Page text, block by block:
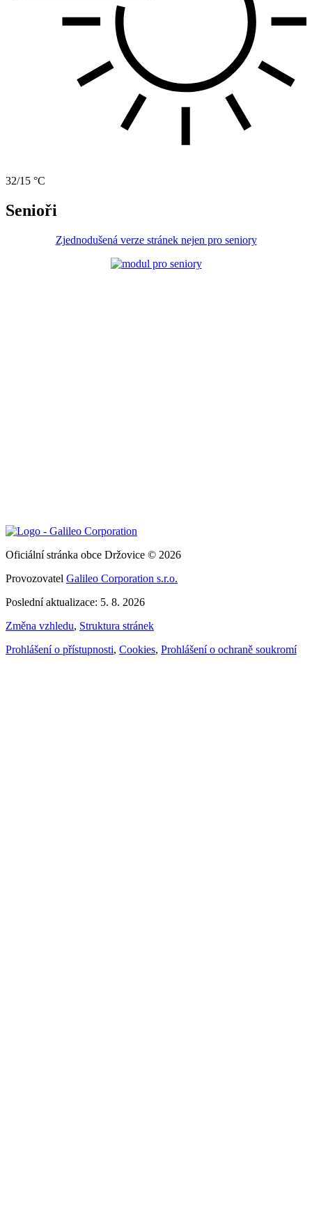
32/15 °C
Senioři
Zjednodušená verze stránek nejen pro seniory
Oficiální stránka obce Držovice © 2026
Provozovatel Galileo Corporation s.r.o.
Poslední aktualizace: 5. 8. 2026
Změna vzhledu, Struktura stránek
Prohlášení o přístupnosti, Cookies, Prohlášení o ochraně soukromí